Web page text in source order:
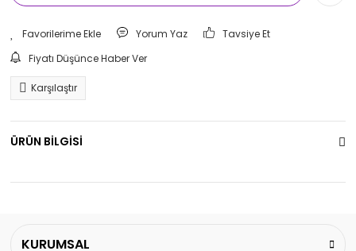
Yorum Yaz
Tavsiye Et
Fiyatı Düşünce Haber Ver
Karşılaştır
ÜRÜN BİLGİSİ
KURUMSAL